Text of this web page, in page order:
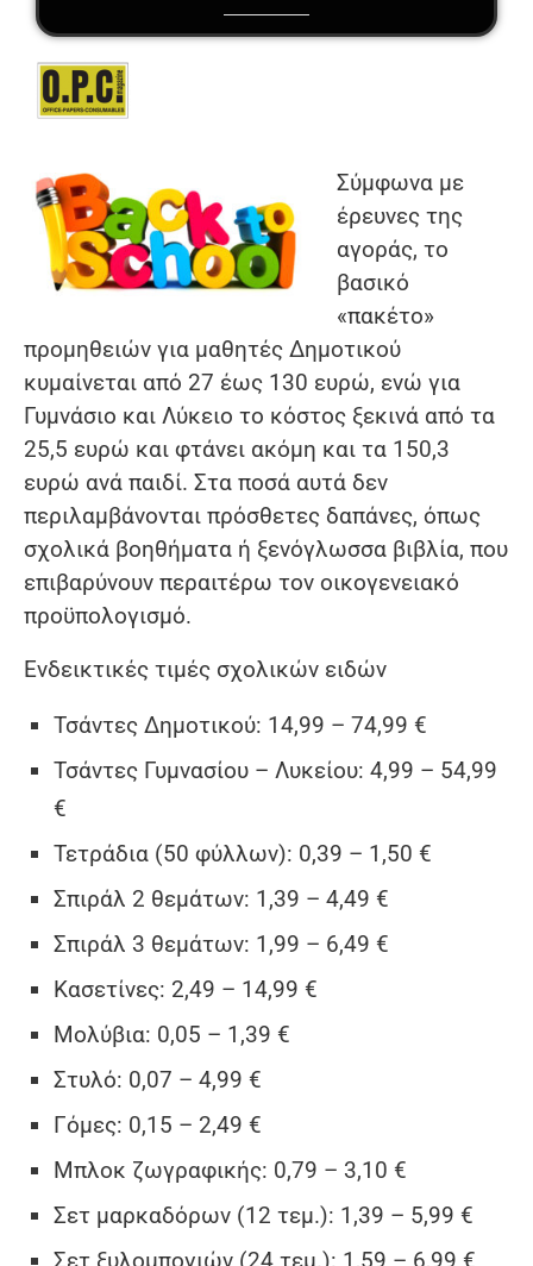
Σύμφωνα με
έρευνες της
αγοράς, το
βασικό
«πακέτο»
προμηθειών για μαθητές Δημοτικού
κυμαίνεται από 27 έως 130 ευρώ, ενώ για
Γυμνάσιο και Λύκειο το κόστος ξεκινά από τα
25,5 ευρώ και φτάνει ακόμη και τα 150,3
ευρώ ανά παιδί. Στα ποσά αυτά δεν
περιλαμβάνονται πρόσθετες δαπάνες, όπως
σχολικά βοηθήματα ή ξενόγλωσσα βιβλία, που
επιβαρύνουν περαιτέρω τον οικογενειακό
προϋπολογισμό.
Ενδεικτικές τιμές σχολικών ειδών
Τσάντες Δημοτικού: 14,99 – 74,99 €
Τσάντες Γυμνασίου – Λυκείου: 4,99 – 54,99
€
Τετράδια (50 φύλλων): 0,39 – 1,50 €
Σπιράλ 2 θεμάτων: 1,39 – 4,49 €
Σπιράλ 3 θεμάτων: 1,99 – 6,49 €
Κασετίνες: 2,49 – 14,99 €
Μολύβια: 0,05 – 1,39 €
Στυλό: 0,07 – 4,99 €
Γόμες: 0,15 – 2,49 €
Μπλοκ ζωγραφικής: 0,79 – 3,10 €
Σετ μαρκαδόρων (12 τεμ.): 1,39 – 5,99 €